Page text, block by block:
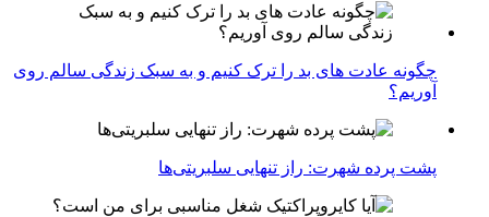
چگونه عادت‌ های بد را ترک کنیم و به سبک زندگی سالم روی
آوریم؟
پشت پرده شهرت: راز تنهایی سلبریتی‌ها